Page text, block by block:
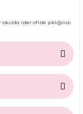
ister ofiste şıklığınızı